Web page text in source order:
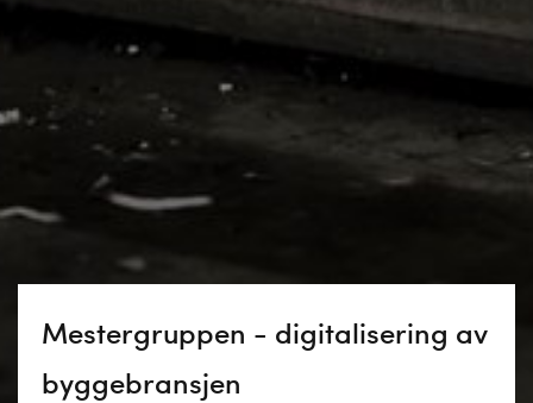
Mestergruppen - digitalisering av
byggebransjen